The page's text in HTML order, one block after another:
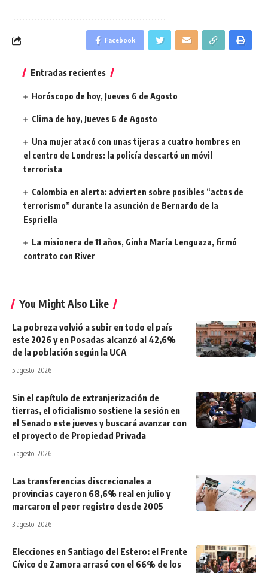
Facebook
Entradas recientes
Horóscopo de hoy, Jueves 6 de Agosto
Clima de hoy, Jueves 6 de Agosto
Una mujer atacó con unas tijeras a cuatro hombres en
el centro de Londres: la policía descartó un móvil
terrorista
Colombia en alerta: advierten sobre posibles “actos de
terrorismo” durante la asunción de Bernardo de la
Espriella
La misionera de 11 años, Ginha María Lenguaza, firmó
contrato con River
You Might Also Like
La pobreza volvió a subir en todo el país
este 2026 y en Posadas alcanzó al 42,6%
de la población según la UCA
5 agosto, 2026
Sin el capítulo de extranjerización de
tierras, el oficialismo sostiene la sesión en
el Senado este jueves y buscará avanzar con
el proyecto de Propiedad Privada
5 agosto, 2026
Las transferencias discrecionales a
provincias cayeron 68,6% real en julio y
marcaron el peor registro desde 2005
3 agosto, 2026
Elecciones en Santiago del Estero: el Frente
Cívico de Zamora arrasó con el 66% de los